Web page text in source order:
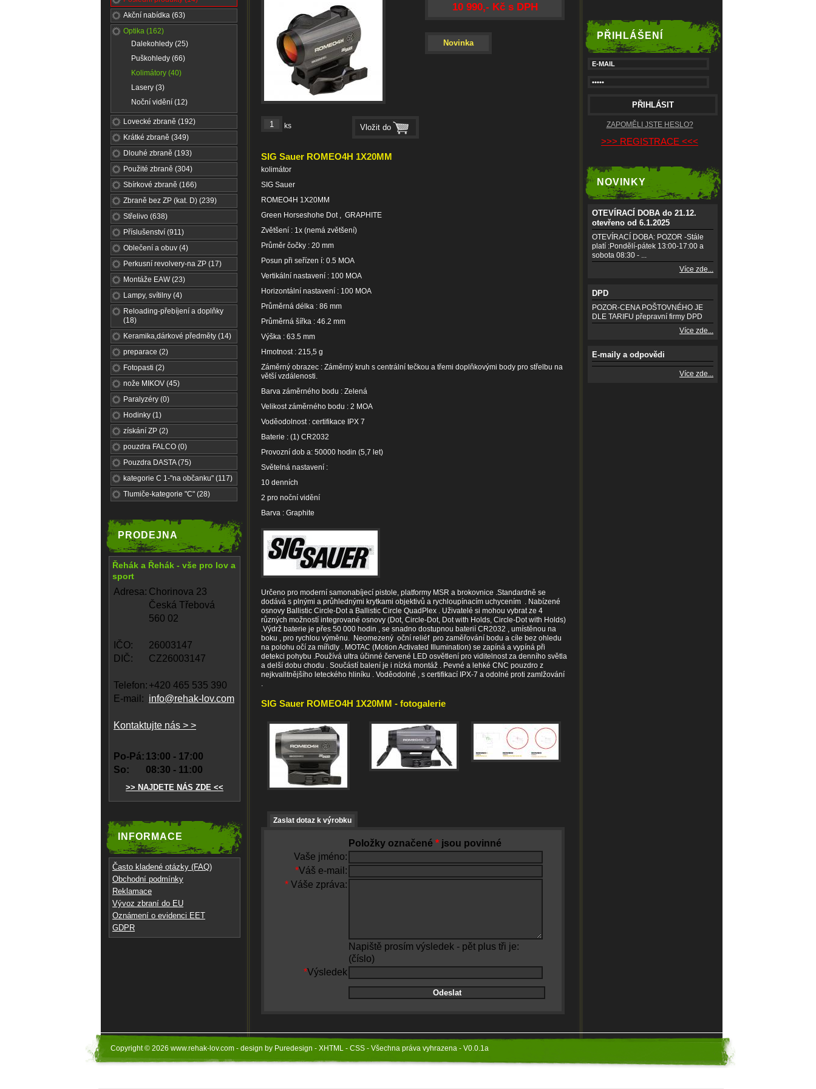
Akční nabídka (63)
Optika (162)
Dalekohledy (25)
Puškohledy (66)
Kolimátory (40)
Lasery (3)
Noční vidění (12)
Lovecké zbraně (192)
Krátké zbraně (349)
Dlouhé zbraně (193)
Použité zbraně (304)
Sbírkové zbraně (166)
Zbraně bez ZP (kat. D) (239)
Střelivo (638)
Příslušenství (911)
Oblečení a obuv (4)
Perkusní revolvery-na ZP (17)
Montáže EAW (23)
Lampy, svítilny (4)
Reloading-přebíjení a doplňky
(18)
Keramika,dárkové předměty (14)
preparace (2)
Fotopasti (2)
nože MIKOV (45)
Paralyzéry (0)
Hodinky (1)
získání ZP (2)
pouzdra FALCO (0)
Pouzdra DASTA (75)
kategorie C 1-"na občanku" (117)
Tlumiče-kategorie "C" (28)
PRODEJNA
Řehák a Řehák - vše pro lov a
sport
Adresa: Chorinova 23
Česká Třebová
560 02
IČO:
26003147
DIČ:
CZ26003147
Telefon: +420 465 535 390
E-mail: info@rehak-lov.com
Kontaktujte nás > >
Po-Pá: 13:00 - 17:00
So:
08:30 - 11:00
>> NAJDETE NÁS ZDE <<
INFORMACE
Často kladené otázky (FAQ)
Obchodní podmínky
Reklamace
Vývoz zbraní do EU
Oznámení o evidenci EET
GDPR
ks
10 990,- Kč s DPH
Novinka
SIG Sauer ROMEO4H 1X20MM
kolimátor
SIG Sauer
ROMEO4H 1X20MM
Green Horseshohe Dot , GRAPHITE
Zvětšení : 1x (nemá zvětšení)
Průměr čočky : 20 mm
Posun při seřízen í: 0.5 MOA
Vertikální nastavení : 100 MOA
Horizontální nastavení : 100 MOA
Průměrná délka : 86 mm
Průměrná šířka : 46.2 mm
Výška : 63.5 mm
Hmotnost : 215,5 g
Záměrný obrazec : Záměrný kruh s centrální tečkou a třemi doplňkovými body pro střelbu na
větší vzdálenosti.
Barva záměrného bodu : Zelená
Velikost záměrného bodu : 2 MOA
Voděodolnost : certifikace IPX 7
Baterie : (1) CR2032
Provozní dob a: 50000 hodin (5,7 let)
Světelná nastavení :
10 denních
2 pro noční vidění
Barva : Graphite
Určeno pro moderní samonabíjecí pistole, platformy MSR a brokovnice .Standardně se
dodává s plnými a průhlednými krytkami objektivů a rychloupínacím uchycením . Nabízené
osnovy Ballistic Circle-Dot a Ballistic Circle QuadPlex . Uživatelé si mohou vybrat ze 4
různých možností integrované osnovy (Dot, Circle-Dot, Dot with Holds, Circle-Dot with Holds)
.Výdrž baterie je přes 50 000 hodin , se snadno dostupnou baterií CR2032 , umístěnou na
boku , pro rychlou výměnu. Neomezený oční reliéf pro zaměřování bodu a cíle bez ohledu
na polohu očí za mířidly . MOTAC (Motion Activated Illumination) se zapíná a vypíná při
detekci pohybu .Používá ultra účinné červené LED osvětlení pro viditelnost za denního světla
a delší dobu chodu . Součástí balení je i nízká montáž . Pevné a lehké CNC pouzdro z
nejkvalitnějšího leteckého hliníku . Voděodolné , s certifikací IPX-7 a odolné proti zamlžování
.
SIG Sauer ROMEO4H 1X20MM - fotogalerie
Zaslat dotaz k výrobku
Položky označené * jsou povinné
Vaše jméno:
*Váš e-mail:
* Váše zpráva:
Napiště prosím výsledek - pět plus tři je:
(číslo)
*Výsledek
PŘIHLÁŠENÍ
ZAPOMĚLI JSTE HESLO?
>>> REGISTRACE <<<
NOVINKY
OTEVÍRACÍ DOBA do 21.12.
otevřeno od 6.1.2025
OTEVÍRACÍ DOBA: POZOR -Stále
platí :Pondělí-pátek 13:00-17:00 a
sobota 08:30 - ...
Více zde...
DPD
POZOR-CENA POŠTOVNÉHO JE
DLE TARIFU přepravní firmy DPD
Více zde...
E-maily a odpovědi
Více zde...
Copyright © 2026 www.rehak-lov.com - design by Puredesign - XHTML - CSS - Všechna práva vyhrazena - V0.0.1a